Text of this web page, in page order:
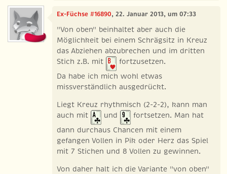
Ex-Füchse #16890, 22. Januar 2013, um 07:33
"Von oben" beinhaltet aber auch die
Möglichkeit bei einem Schrägsitz in Kreuz
das Abziehen abzubrechen und im dritten
Stich z.B. mit
fortzusetzen.
Da habe ich mich wohl etwas
missverständlich ausgedrückt.
Liegt Kreuz rhythmisch (2-2-2), kann man
auch mit
und
fortsetzen. Man hat
dann durchaus Chancen mit einem
gefangen Vollen in Pik oder Herz das Spiel
mit 7 Stichen und 8 Vollen zu gewinnen.
Von daher halt ich die Variante "von oben"